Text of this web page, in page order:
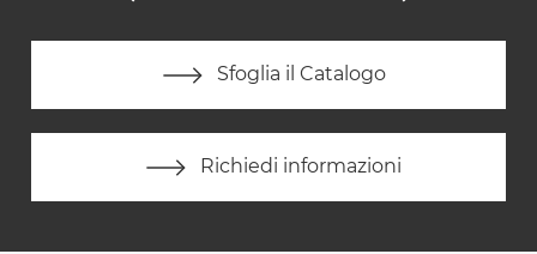
Sfoglia il Catalogo
Richiedi informazioni